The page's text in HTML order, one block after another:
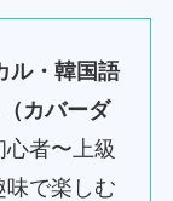
ル・韓国語
カバーダ
心者〜上級
味で楽しむ